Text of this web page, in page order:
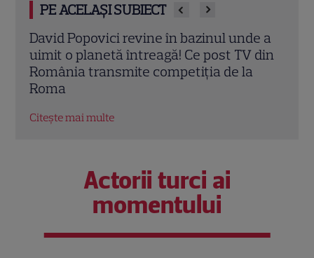
PE ACELAȘI SUBIECT
Aventura de 1 Iunie începe la TVR! Cum
se transformă studiourile din Calea
Dorobanților în „Televiziunea Copiilor”
Actorii turci ai
momentului